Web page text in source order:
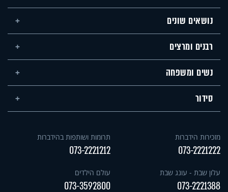
נושאים שונים
רבנים ומרצים
נשים ומשפחה
סידור
מזכירות הידברות
073-2221222
תרומות ושותפות בהידברות
073-2221212
עלון שבת - עונג שבת
073-2221388
עולם הילדים
073-3592800